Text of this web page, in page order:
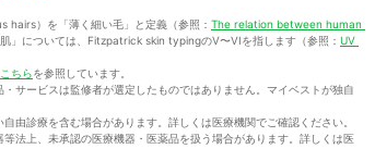
hairs）を「薄く細い毛」と定義（参照： The relation between human
」については、Fitzpatrick skin typingのV〜VIを指します（参照： UV
こちらを参照しています。
サービスは監修者が選定したものではありません。マイベストが独自
由診療を含む場合があります。詳しくは医療機関でご確認ください。
法上、未承認の医療機器・医薬品を扱う場合があります。詳しくは医